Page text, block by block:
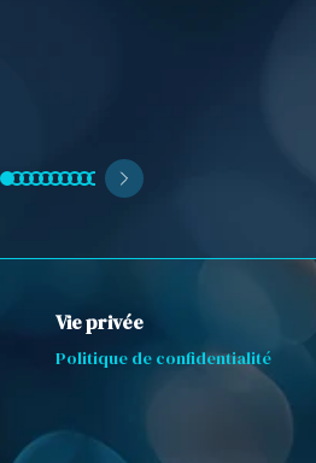
Vie privée
Politique de confidentialité